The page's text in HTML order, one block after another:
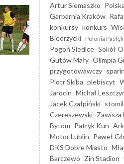
Artur Siemaszko
Garbarnia Kraków
konkursy konkurs
Biedrzycki Polonia Pasłęk
Pogoń Siedlce Sokół
Gutów Mały Olimpia
przygotowawczy
Piotr Skiba plebiscyt
Jarocin Michał
Jacek Czałpiński
Czereszewski Zawisza
Bytom Patryk Kun
Motor Lublin Paweł
DKS Dobre Miasto
Barczewo Zin Stadion